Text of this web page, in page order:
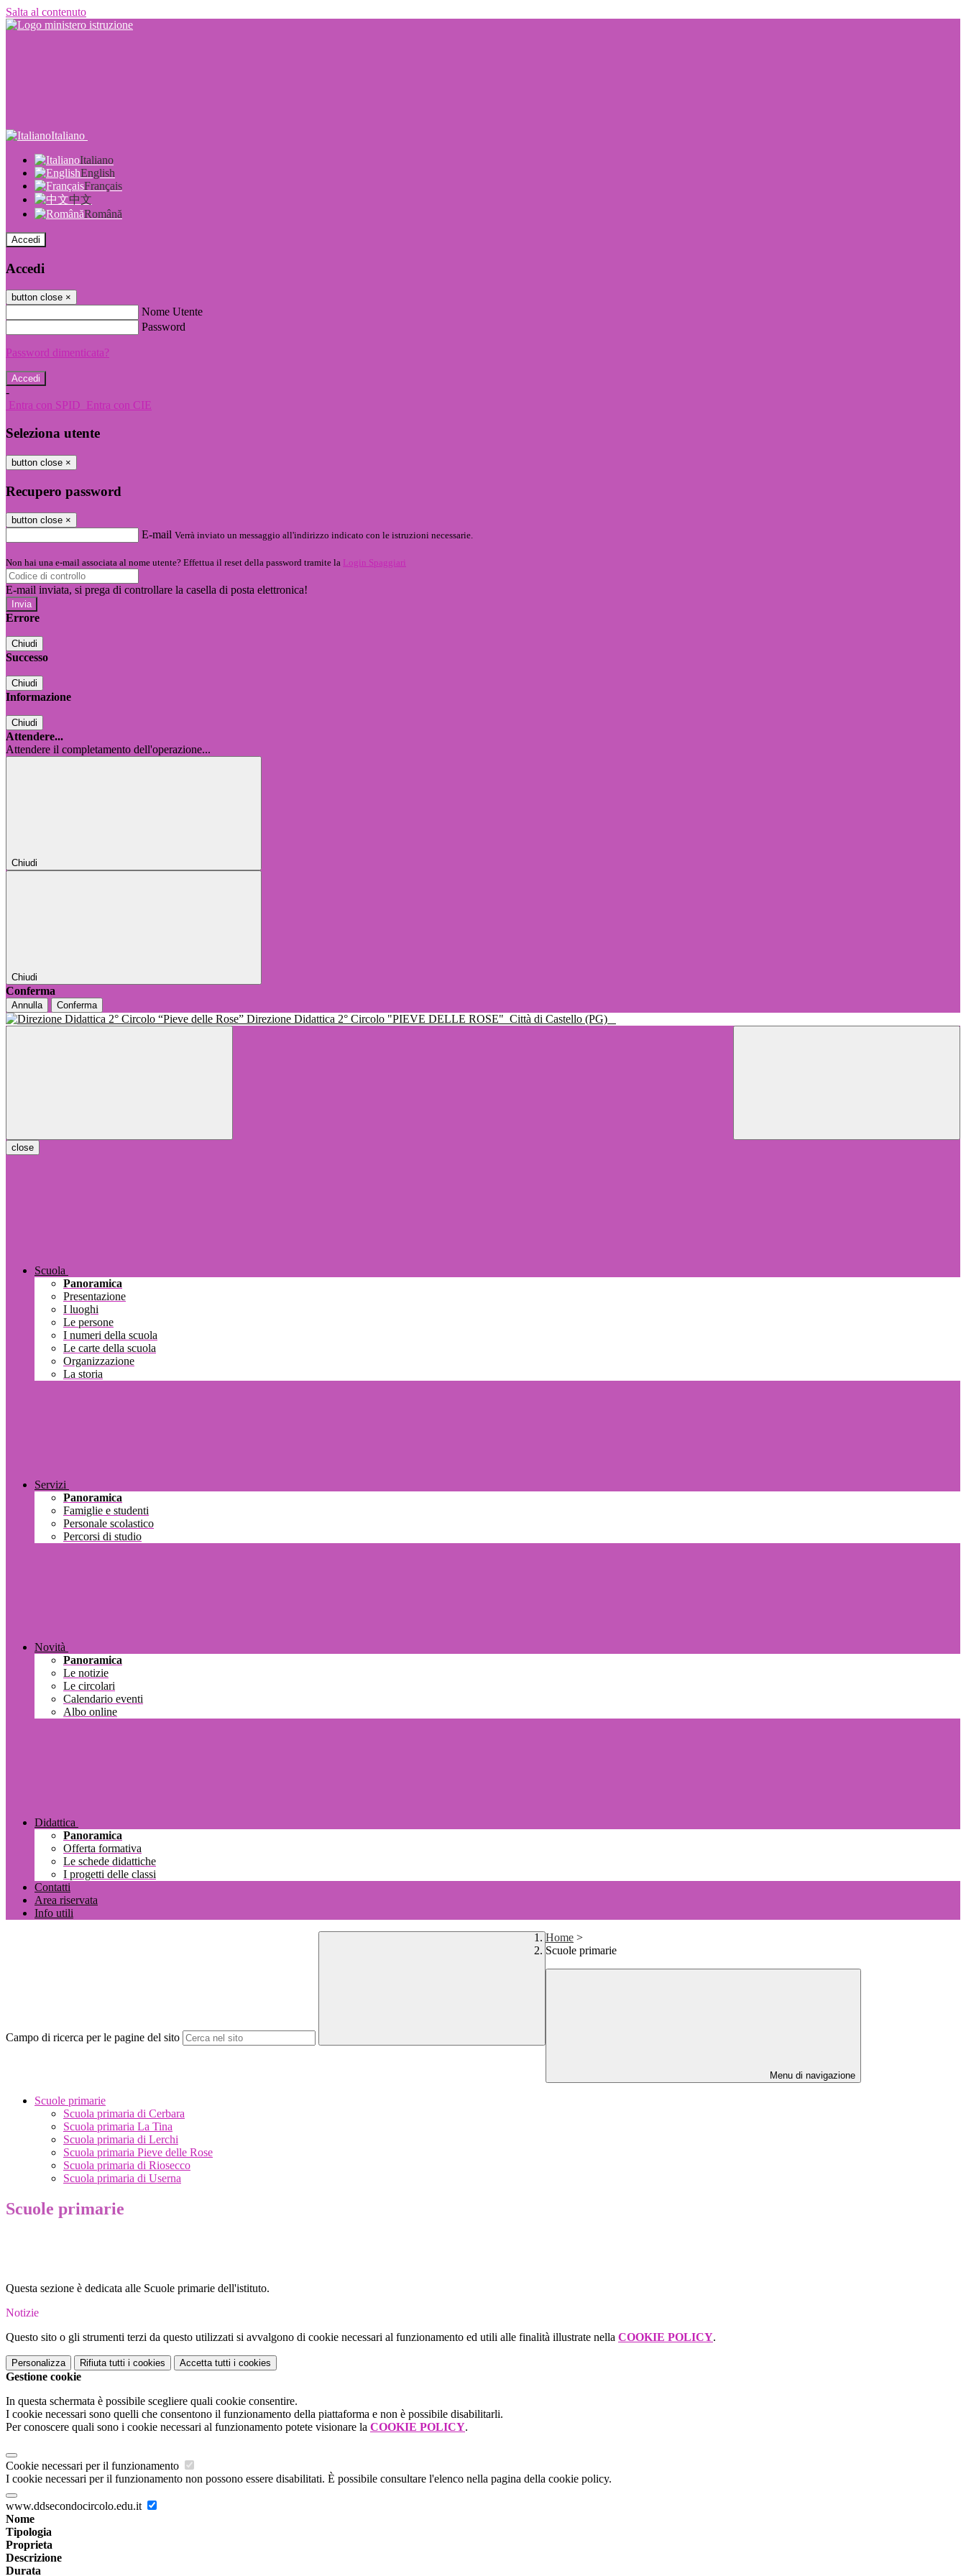
Salta al contenuto
Italiano
Italiano
English
Français
中文
Română
Accedi
Accedi
button close ×
Nome Utente
Password
Password dimenticata?
-
Entra con SPID Entra con CIE
Seleziona utente
button close ×
Recupero password
button close ×
E-mail Verrà inviato un messaggio all'indirizzo indicato con le istruzioni necessarie.
Non hai una e-mail associata al nome utente? Effettua il reset della password tramite la Login Spaggiari
E-mail inviata, si prega di controllare la casella di posta elettronica!
Errore
Chiudi
Successo
Chiudi
Informazione
Chiudi
Attendere...
Attendere il completamento dell'operazione...
Chiudi
Chiudi
Conferma
Annulla Conferma
Direzione Didattica 2° Circolo "PIEVE DELLE ROSE" Città di Castello (PG)
close
Scuola
Panoramica
Presentazione
I luoghi
Le persone
I numeri della scuola
Le carte della scuola
Organizzazione
La storia
Servizi
Panoramica
Famiglie e studenti
Personale scolastico
Percorsi di studio
Novità
Panoramica
Le notizie
Le circolari
Calendario eventi
Albo online
Didattica
Panoramica
Offerta formativa
Le schede didattiche
I progetti delle classi
Contatti
Area riservata
Info utili
Campo di ricerca per le pagine del sito
Home >
Scuole primarie
Menu di navigazione
Scuole primarie
Scuola primaria di Cerbara
Scuola primaria La Tina
Scuola primaria di Lerchi
Scuola primaria Pieve delle Rose
Scuola primaria di Riosecco
Scuola primaria di Userna
Scuole primarie
Questa sezione è dedicata alle Scuole primarie dell'istituto.
Notizie
Questo sito o gli strumenti terzi da questo utilizzati si avvalgono di cookie necessari al funzionamento ed utili alle finalità illustrate nella COOKIE POLICY.
Personalizza Rifiuta tutti i cookies Accetta tutti i cookies
Gestione cookie
In questa schermata è possibile scegliere quali cookie consentire.
I cookie necessari sono quelli che consentono il funzionamento della piattaforma e non è possibile disabilitarli.
Per conoscere quali sono i cookie necessari al funzionamento potete visionare la COOKIE POLICY.
Cookie necessari per il funzionamento
I cookie necessari per il funzionamento non possono essere disabilitati. È possibile consultare l'elenco nella pagina della cookie policy.
www.ddsecondocircolo.edu.it
Nome
Tipologia
Proprieta
Descrizione
Durata